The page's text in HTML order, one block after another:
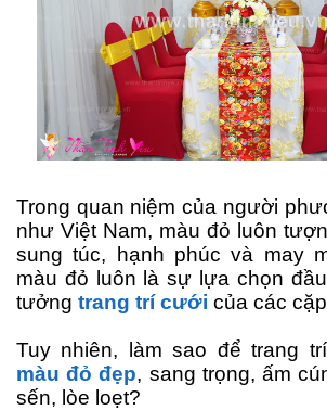
Trong quan niệm của người
như Việt Nam, màu đỏ luôn
sung túc, hạnh phúc và may
màu đỏ luôn là sự lựa chọn
tưởng trang trí cưới của các
Tuy nhiên, làm sao để trang
màu đỏ đẹp, sang trọng, ấm
sến, lòe loẹt?